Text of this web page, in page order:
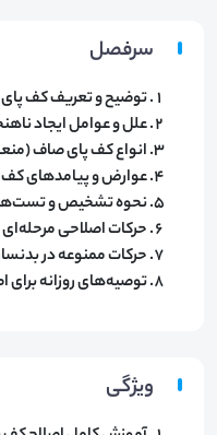
سرفصل
توضیح و تعریف کف
علل و عوامل ایجاد
انواع کف پای صاف
عوارض و پیامدهای
نحوه تشخیص و
حرکات اصلاحی مرحله‌ای
حرکات ممنوعه در
توصیه‌های روزانه
ویژگی